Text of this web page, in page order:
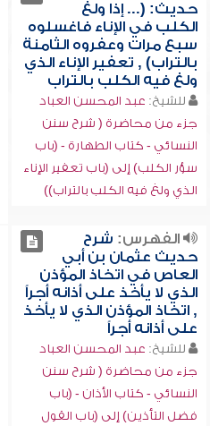
حديث: (... إذا ولغ
الكلب في الإناء فاغسلوه
سبع مرات وعفروه الثامنة
بالتراب) , تعفير الإناء الذي
ولغ فيه الكلب بالتراب
للشيخ: عبد المحسن العباد
جزء من محاضرة ( شرح سنن
النسائي - كتاب الطهارة - (باب
سؤر الكلب) إلى (باب تعفير الإناء
الذي ولغ فيه الكلب بالتراب))
الفهرس: شرح
حديث عثمان بن أبي
العاص في اتخاذ المؤذن
الذي لا يأخذ على أذانه أجراً
, اتخاذ المؤذن الذي لا يأخذ
على أذانه أجراً
للشيخ: عبد المحسن العباد
جزء من محاضرة ( شرح سنن
النسائي - كتاب الأذان - (باب
فضل التأذين) إلى (باب القول